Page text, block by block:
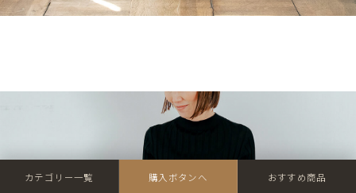
カテゴリー一覧 購入ボタンへ おすすめ商品